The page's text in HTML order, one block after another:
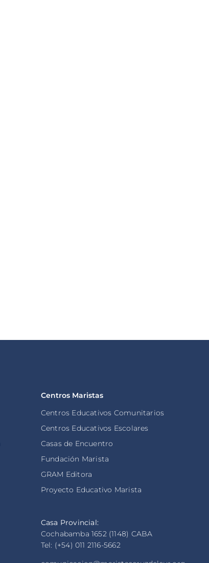
Centros Maristas
Centros Educativos Comunitarios
Centros Educativos Escolares
Casas de Encuentro
Fundación Marista
GRAM Editora
Proyecto Educativo Marista
Casa Provincial:
Cochabamba 1652 (1148) CABA
Tel: (+54) 011 2116-5662